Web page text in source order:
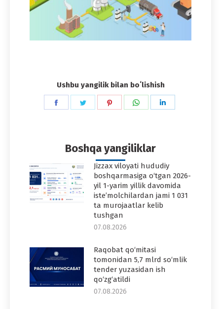
Ushbu yangilik bilan boʻlishish
Share
Share
Share
Share
Boshqa yangiliklar
Jizzax viloyati hududiy
boshqarmasiga o‘tgan 2026-
yil 1-yarim yillik davomida
iste’molchilardan jami 1 031
ta murojaatlar kelib
tushgan
07.08.2026
Raqobat qo‘mitasi
tomonidan 5,7 mlrd so‘mlik
tender yuzasidan ish
qo‘zg‘atildi
07.08.2026